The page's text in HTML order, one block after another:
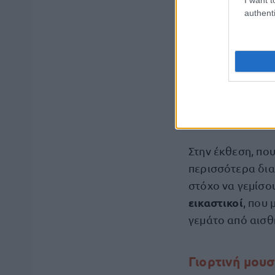
φιλανθρωπικής
καθώς ένα
Στην έκθεση,
περισσότερα
στόχο να
εικαστικοί , που
γεμάτο από
Γιορτινή